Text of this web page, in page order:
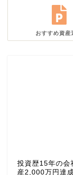
おすすめ資産
投資歴15年の
産2,000万円達成